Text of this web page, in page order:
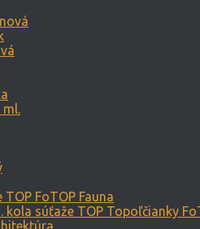
ml.
FoTOP Fauna
kola súťaže TOP Topoľčianky